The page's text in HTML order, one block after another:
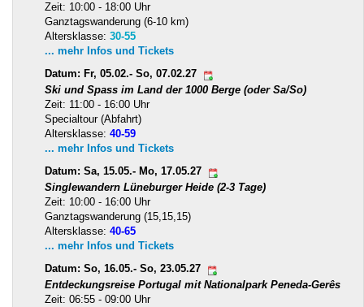
Zeit: 10:00 - 18:00 Uhr
Ganztagswanderung (6-10 km)
Altersklasse: 30-55
... mehr Infos und Tickets
Datum: Fr, 05.02.- So, 07.02.27
Ski und Spass im Land der 1000 Berge (oder Sa/So)
Zeit: 11:00 - 16:00 Uhr
Specialtour (Abfahrt)
Altersklasse: 40-59
... mehr Infos und Tickets
Datum: Sa, 15.05.- Mo, 17.05.27
Singlewandern Lüneburger Heide (2-3 Tage)
Zeit: 10:00 - 16:00 Uhr
Ganztagswanderung (15,15,15)
Altersklasse: 40-65
... mehr Infos und Tickets
Datum: So, 16.05.- So, 23.05.27
Entdeckungsreise Portugal mit Nationalpark Peneda-Gerês
Zeit: 06:55 - 09:00 Uhr